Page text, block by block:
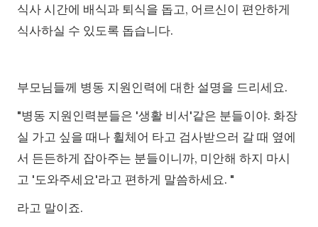
식사 시간에 배식과 퇴식을 돕고, 어르신이 편안하게
식사하실 수 있도록 돕습니다.
부모님들께 병동 지원인력에 대한 설명을 드리세요.
"병동 지원인력분들은 '생활 비서'같은 분들이야. 화장
실 가고 싶을 때나 휠체어 타고 검사받으러 갈 때 옆에
서 든든하게 잡아주는 분들이니까, 미안해 하지 마시
고 '도와주세요'라고 편하게 말씀하세요. "
라고 말이죠.